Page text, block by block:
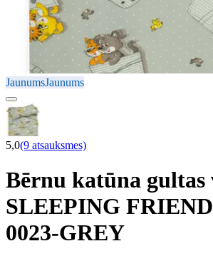
JaunumsJaunums
5,0(9 atsauksmes)
Bērnu katūna gultas
SLEEPING
0023-GREY